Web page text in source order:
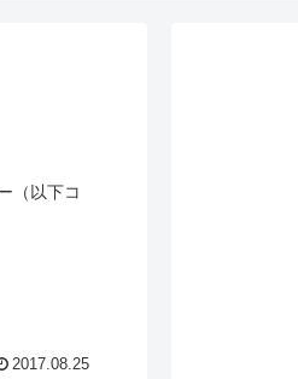
（以下コ
2017.08.25